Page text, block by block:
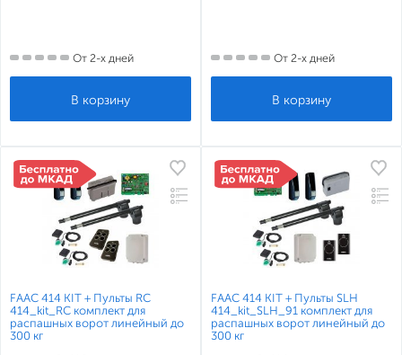
От 2-х дней От 2-х дней
FAAC 414 KIT + Пульты RC
414_kit_RC комплект для
распашных ворот линейный до
300 кг
FAAC 414 KIT + Пульты SLH
414_kit_SLH_91 комплект для
распашных ворот линейный до
300 кг